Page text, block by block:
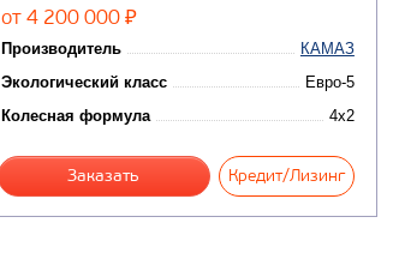
от 4 200 000 ₽
Производитель
КАМАЗ
Экологический класс
Евро-5
Колесная формула
4x2
Заказать Кредит/Лизинг